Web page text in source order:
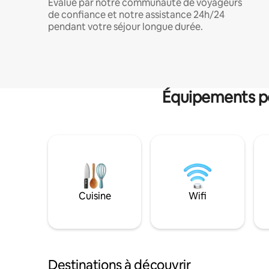
Évalué par notre communauté de voyageurs
de confiance et notre assistance 24h/24
pendant votre séjour longue durée.
Équipements
Cuisine Wifi
Destinations à découvrir